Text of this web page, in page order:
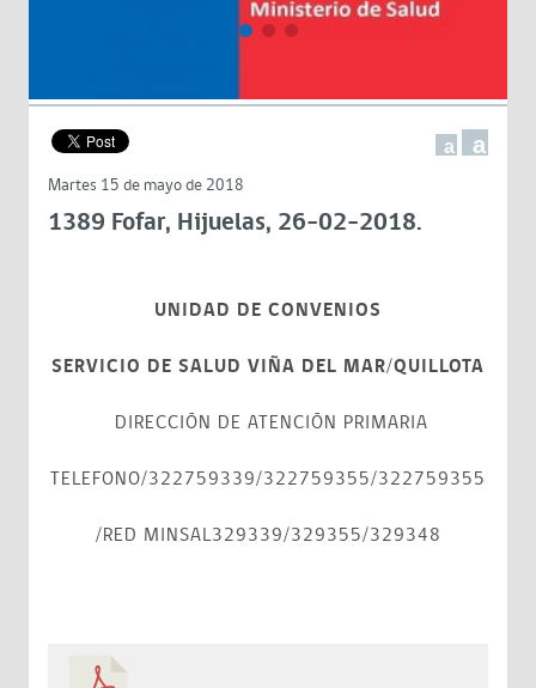
a a
Martes 15 de mayo de 2018
1389 Fofar, Hijuelas, 26-02-2018.
UNIDAD DE CONVENIOS
SERVICIO DE SALUD VIÑA DEL MAR/QUILLOTA
DIRECCIÓN DE ATENCIÓN PRIMARIA
TELEFONO/322759339/322759355/322759355
/RED MINSAL329339/329355/329348